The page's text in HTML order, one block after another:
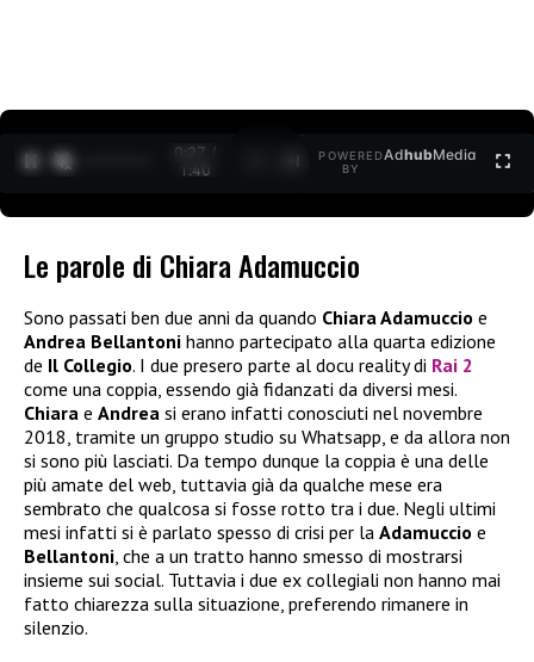
0:27 /
1:40
POWERED
BY
AdhubMedia
Le parole di Chiara Adamuccio
Sono passati ben due anni da quando Chiara Adamuccio e
Andrea Bellantoni hanno partecipato alla quarta edizione
de Il Collegio. I due presero parte al docu reality di Rai 2
come una coppia, essendo già fidanzati da diversi mesi.
Chiara e Andrea si erano infatti conosciuti nel novembre
2018, tramite un gruppo studio su Whatsapp, e da allora non
si sono più lasciati. Da tempo dunque la coppia è una delle
più amate del web, tuttavia già da qualche mese era
sembrato che qualcosa si fosse rotto tra i due. Negli ultimi
mesi infatti si è parlato spesso di crisi per la Adamuccio e
Bellantoni, che a un tratto hanno smesso di mostrarsi
insieme sui social. Tuttavia i due ex collegiali non hanno mai
fatto chiarezza sulla situazione, preferendo rimanere in
silenzio.